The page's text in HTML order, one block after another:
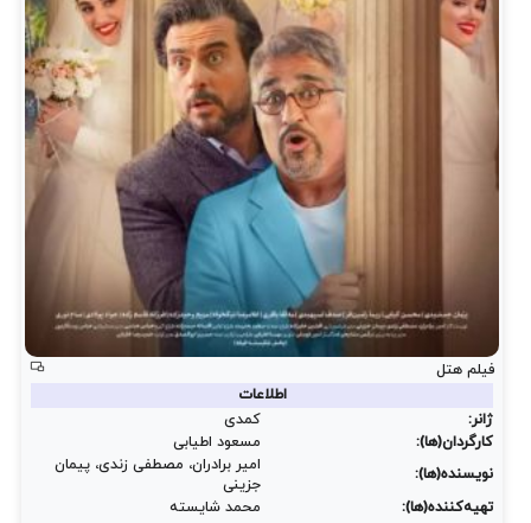
فیلم هتل
اطلاعات
ژانر:
کمدی
کارگردان(ها):
مسعود اطیابی
نویسنده(ها):
امیر برادران، مصطفی زندی، پیمان
جزینی
تهیه‌کننده(ها):
محمد شایسته